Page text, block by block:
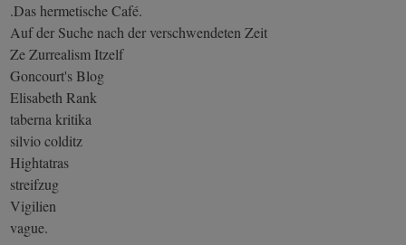
.Das hermetische Café.
Auf der Suche nach der verschwendeten Zeit
Ze Zurrealism Itzelf
Goncourt's Blog
Elisabeth Rank
taberna kritika
silvio colditz
Hightatras
streifzug
Vigilien
vague.